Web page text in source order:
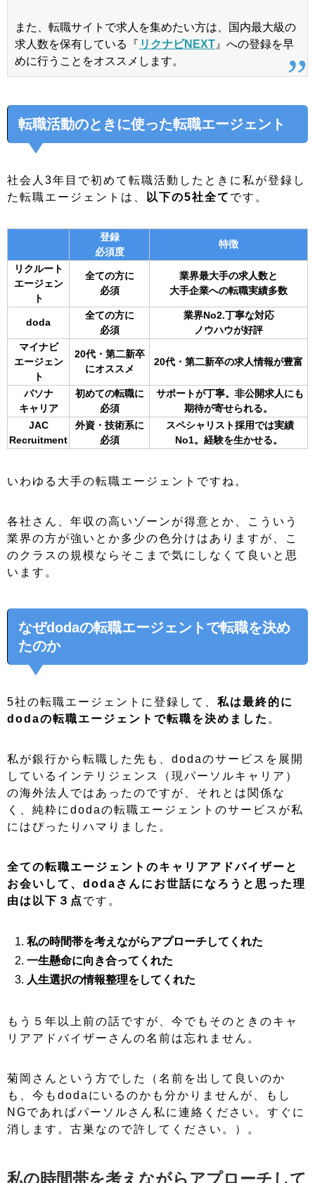
また、転職サイトで求人を集めたい方は、国内最大級の
求人数を保有している『 リクナビNEXT 』への登録を早
めに行うことをオススメします。
転職活動のときに使った転職エージェント
社会人3年目で初めて転職活動したときに私が登録し
た転職エージェントは、
以下の5社全て です。
登録
必須度
特徴
リクルート
エージェン
ト
全ての方に
必須
業界最大手の求人数と
大手企業への転職実績多数
doda
全ての方に
必須
業界No2.丁寧な対応
ノウハウが好評
マイナビ
エージェン
ト
20代・第二新卒
にオススメ
20代・第二新卒の求人情報が豊富
パソナ
キャリア
初めての転職に
必須
サポートが丁寧。非公開求人にも
期待が寄せられる。
JAC
Recruitment
外資・技術系に
必須
スペシャリスト採用では実績
No1。経験を生かせる。
いわゆる大手の転職エージェントですね。
各社さん、年収の高いゾーンが得意とか、こういう
業界の方が強いとか多少の色分けはありますが、こ
のクラスの規模ならそこまで気にしなくて良いと思
います。
なぜdodaの転職エージェントで転職を決め
たのか
5社の転職エージェントに登録して、 私は最終的に
dodaの転職エージェントで転職を決めました 。
私が銀行から転職した先も、dodaのサービスを展開
しているインテリジェンス（現パーソルキャリア）
の海外法人ではあったのですが、それとは関係な
く、純粋にdodaの転職エージェントのサービスが私
にはぴったりハマりました。
全ての転職エージェントのキャリアアドバイザーと
お会いして、dodaさんにお世話になろうと思った理
由は以下３点 です。
私の時間帯を考えながらアプローチしてくれた
一生懸命に向き合ってくれた
人生選択の情報整理をしてくれた
もう５年以上前の話ですが、今でもそのときのキャ
リアアドバイザーさんの名前は忘れません。
菊岡さんという方でした（名前を出して良いのか
も、今もdodaにいるのかも分かりませんが、もし
NGであればパーソルさん私に連絡ください。すぐに
消します。古巣なので許してください。）。
私の時間帯を考えながらアプローチして